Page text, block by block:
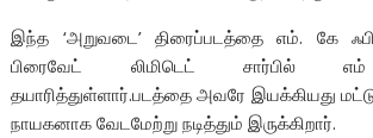
இந்த ‘அறுவடை’ திரைப்படத்தை எம். கே
பிரைவேட் லிமிடெட் சார்பில் எம்
தயாரித்துள்ளார்.படத்தை அவரே இயக்கியது
நாயகனாக வேடமேற்று நடித்தும் இருக்கிறார்.